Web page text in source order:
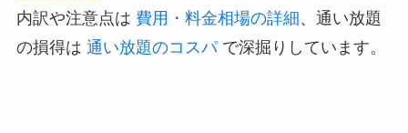
内訳や注意点は 費用・料金相場の詳細、通い放題
の損得は 通い放題のコスパで深掘りしています。